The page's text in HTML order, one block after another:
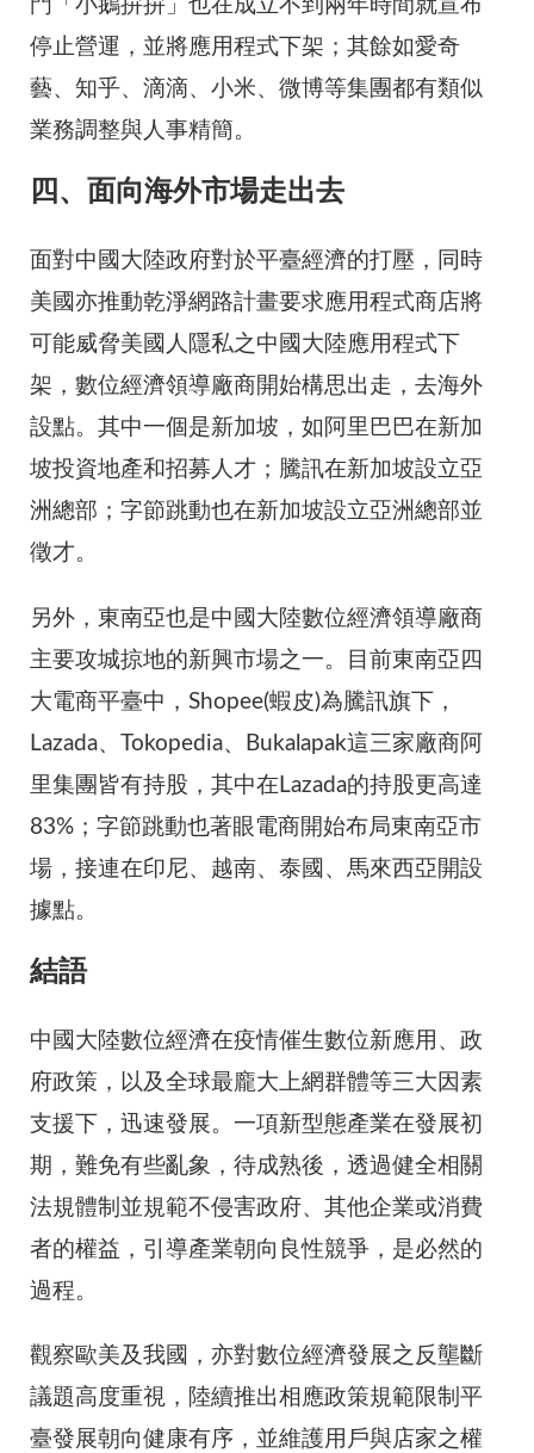
門「小鵝拚拚」也在成立不到兩年時間就宣布
停止營運，並將應用程式下架；其餘如愛奇
藝、知乎、滴滴、小米、微博等集團都有類似
業務調整與人事精簡。
四、面向海外市場走出去
面對中國大陸政府對於平臺經濟的打壓，同時
美國亦推動乾淨網路計畫要求應用程式商店將
可能威脅美國人隱私之中國大陸應用程式下
架，數位經濟領導廠商開始構思出走，去海外
設點。其中一個是新加坡，如阿里巴巴在新加
坡投資地產和招募人才；騰訊在新加坡設立亞
洲總部；字節跳動也在新加坡設立亞洲總部並
徵才。
另外，東南亞也是中國大陸數位經濟領導廠商
主要攻城掠地的新興市場之一。目前東南亞四
大電商平臺中，Shopee(蝦皮)為騰訊旗下，
Lazada、Tokopedia、Bukalapak這三家廠商阿
里集團皆有持股，其中在Lazada的持股更高達
83%；字節跳動也著眼電商開始布局東南亞市
場，接連在印尼、越南、泰國、馬來西亞開設
據點。
結語
中國大陸數位經濟在疫情催生數位新應用、政
府政策，以及全球最龐大上網群體等三大因素
支援下，迅速發展。一項新型態產業在發展初
期，難免有些亂象，待成熟後，透過健全相關
法規體制並規範不侵害政府、其他企業或消費
者的權益，引導產業朝向良性競爭，是必然的
過程。
觀察歐美及我國，亦對數位經濟發展之反壟斷
議題高度重視，陸續推出相應政策規範限制平
臺發展朝向健康有序，並維護用戶與店家之權